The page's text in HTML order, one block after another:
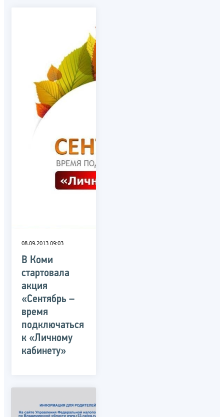
08.09.2013 09:03
В Коми
стартовала
акция
«Сентябрь –
время
подключаться
к «Личному
кабинету»